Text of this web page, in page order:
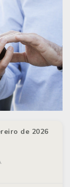
de 2026